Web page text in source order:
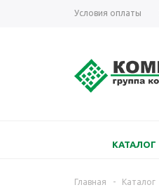
Условия оплаты
КАТАЛОГ
Главная - Каталог